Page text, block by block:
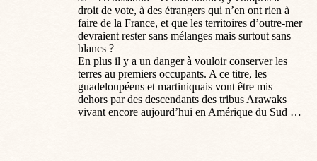
droit de vote, à des étrangers qui n’en ont rien à
faire de la France, et que les territoires d’outre-mer
devraient rester sans mélanges mais surtout sans
blancs ?
En plus il y a un danger à vouloir conserver les
terres au premiers occupants. A ce titre, les
guadeloupéens et martiniquais vont être mis
dehors par des descendants des tribus Arawaks
vivant encore aujourd’hui en Amérique du Sud …